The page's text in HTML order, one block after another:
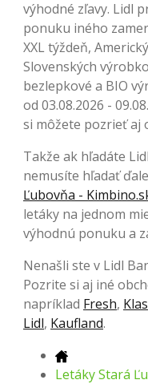
výhodné zľavy. Lidl
ponuku iného
XXL týždeň,
Slovenských
bezlepkové a BIO
od 03.08.2026 -
si môžete pozrieť aj
Takže ak hľadáte
nemusíte hľadať
Ľubovňa -
letáky na jednom
výhodnú ponuku a
Nenašli ste v Lidl
Pozrite si aj iné
napríklad Fresh, Klas
Lidl, Kaufland.
Letáky Stará